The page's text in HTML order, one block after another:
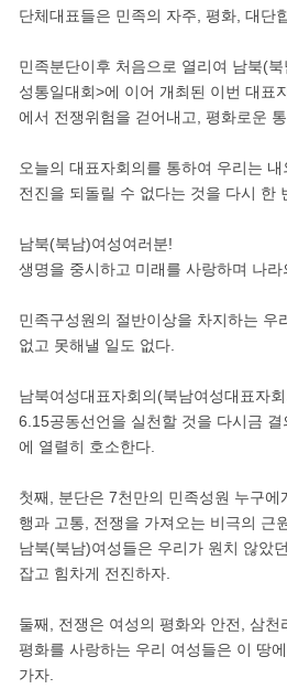
단체대표들은 민족의 자주, 평화, 대단
민족분단이후 처음으로 열리여 남북(
성통일대회>에 이어 개최된 이번 대표
에서 전쟁위험을 걷어내고, 평화로운
오늘의 대표자회의를 통하여 우리는
전진을 되돌릴 수 없다는 것을 다시 한
남북(북남)여성여러분!
생명을 중시하고 미래를 사랑하며 나
민족구성원의 절반이상을 차지하는
없고 못해낼 일도 없다.
남북여성대표자회의(북남여성대표자
6.15공동선언을 실천할 것을 다시금
에 열렬히 호소한다.
첫째, 분단은 7천만의 민족성원 누구
행과 고통, 전쟁을 가져오는 비극의 근
남북(북남)여성들은 우리가 원치 않았
잡고 힘차게 전진하자.
둘째, 전쟁은 여성의 평화와 안전, 삼
평화를 사랑하는 우리 여성들은 이 땅
가자.